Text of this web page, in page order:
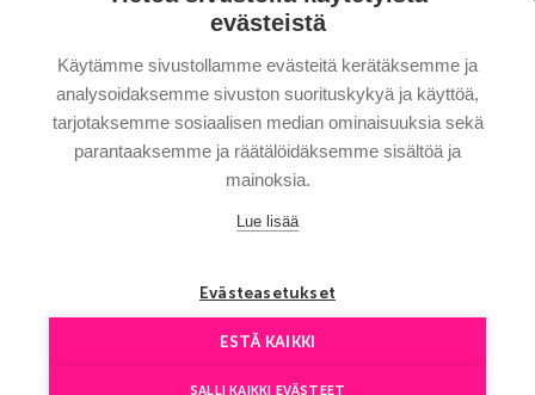
evästeistä
Käytämme sivustollamme evästeitä kerätäksemme ja
analysoidaksemme sivuston suorituskykyä ja käyttöä,
tarjotaksemme sosiaalisen median ominaisuuksia sekä
parantaaksemme ja räätälöidäksemme sisältöä ja
mainoksia.
Lue lisää
Evästeasetukset
ESTÄ KAIKKI
SALLI KAIKKI EVÄSTEET
MAKSUTAVAT
MATKAEHDOT
HYVÄ TIETÄÄ
YHTEYSTIEDOT
Сopyright © Aventours 2026